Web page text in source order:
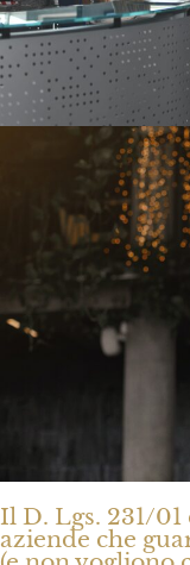
Il D. Lgs. 231/
aziende che